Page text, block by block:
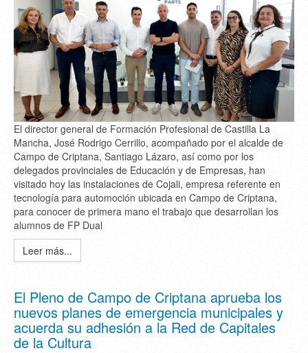
El director general de Formación Profesional de Castilla La
Mancha, José Rodrigo Cerrillo, acompañado por el alcalde de
Campo de Criptana, Santiago Lázaro, así como por los
delegados provinciales de Educación y de Empresas, han
visitado hoy las instalaciones de Cojali, empresa referente en
tecnología para automoción ubicada en Campo de Criptana,
para conocer de primera mano el trabajo que desarrollan los
alumnos de FP Dual
Leer más...
El Pleno de Campo de Criptana aprueba los
nuevos planes de emergencia municipales y
acuerda su adhesión a la Red de Capitales
de la Cultura